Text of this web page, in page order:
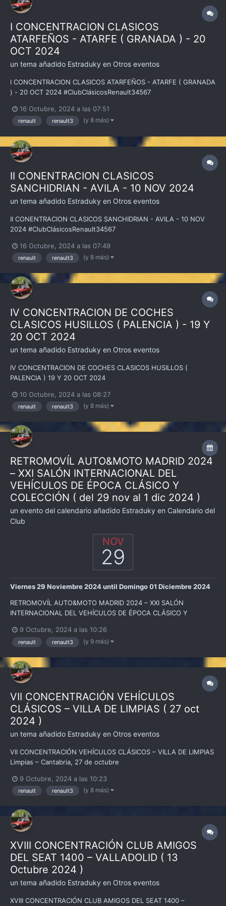
I CONCENTRACION CLASICOS
ATARFEÑOS - ATARFE ( GRANADA ) - 20
OCT 2024
un tema añadido Estraduky en Otros eventos
I CONCENTRACION CLASICOS ATARFEÑOS - ATARFE ( GRANADA
) - 20 OCT 2024 #ClubClásicosRenault34567
16 Octubre, 2024 a las 07:51
renault renault3 (y 8 más)
II CONENTRACION CLASICOS
SANCHIDRIAN - AVILA - 10 NOV 2024
un tema añadido Estraduky en Otros eventos
II CONENTRACION CLASICOS SANCHIDRIAN - AVILA - 10 NOV
2024 #ClubClásicosRenault34567
16 Octubre, 2024 a las 07:49
renault renault3 (y 8 más)
IV CONCENTRACION DE COCHES
CLASICOS HUSILLOS ( PALENCIA ) - 19 Y
20 OCT 2024
un tema añadido Estraduky en Otros eventos
IV CONCENTRACION DE COCHES CLASICOS HUSILLOS (
PALENCIA ) 19 Y 20 OCT 2024
10 Octubre, 2024 a las 08:27
renault renault3 (y 8 más)
RETROMOVÍL AUTO&MOTO MADRID 2024
– XXI SALÓN INTERNACIONAL DEL
VEHÍCULOS DE ÉPOCA CLÁSICO Y
COLECCIÓN ( del 29 nov al 1 dic 2024 )
un evento del calendario añadido Estraduky en Calendario del
Club
NOV
29
Viernes 29 Noviembre 2024until Domingo 01 Diciembre 2024
RETROMOVÍL AUTO&MOTO MADRID 2024 – XXI SALÓN
INTERNACIONAL DEL VEHÍCULOS DE ÉPOCA CLÁSICO Y
la info en la página de Eventos del Motor :
https://www.eventosmotor.com/eventos/2024/retromovil-
9 Octubre, 2024 a las 10:26
renault renault3 (y 9 más)
VII CONCENTRACIÓN VEHÍCULOS
CLÁSICOS – VILLA DE LIMPIAS ( 27 oct
2024 )
un tema añadido Estraduky en Otros eventos
VII CONCENTRACIÓN VEHÍCULOS CLÁSICOS – VILLA DE LIMPIAS
Limpias – Cantabria, 27 de octubre
9 Octubre, 2024 a las 10:23
renault renault3 (y 8 más)
XVIII CONCENTRACIÓN CLUB AMIGOS
DEL SEAT 1400 – VALLADOLID ( 13
Octubre 2024 )
un tema añadido Estraduky en Otros eventos
XVIII CONCENTRACIÓN CLUB AMIGOS DEL SEAT 1400 –